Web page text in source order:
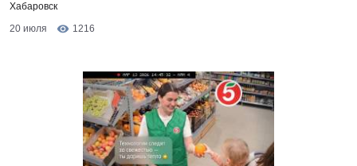
Хабаровск
20 июля
1216